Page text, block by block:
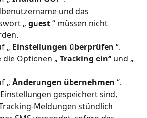
und das
„ guest “ müssen nicht
„ Einstellungen überprüfen “.
die Optionen „ Tracking ein“ und „
„ Änderungen übernehmen “.
gespeichert sind,
Meldungen stündlich